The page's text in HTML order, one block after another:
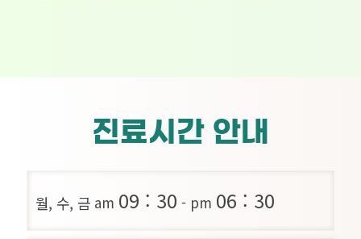
진료시간 안내
월, 수, 금 am 09 : 30 - pm 06 : 30